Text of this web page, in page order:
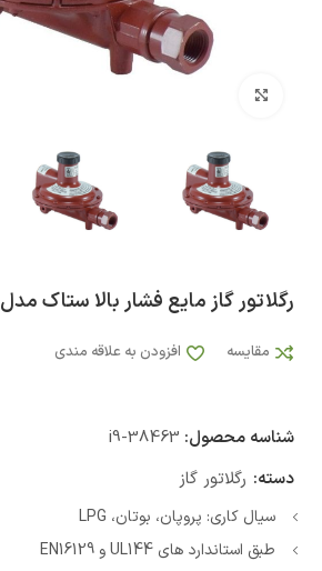
رگلاتور گاز مایع فشار بالا ستاک مدل SET291
مقایسه افزودن به علاقه مندی
شناسه محصول: i9-38463
دسته: رگلاتور گاز
سیال کاری: پروپان، بوتان، LPG
طبق استاندارد های UL144 و EN16129